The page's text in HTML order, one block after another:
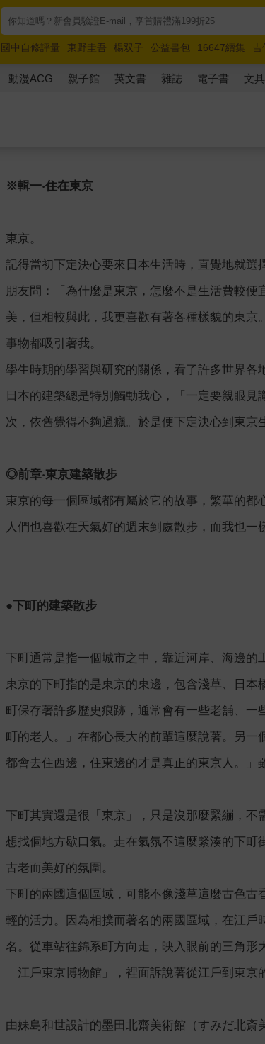
國中自修評量 東野圭吾 楊双子 公益書包 16647續集 吉
唯紅花綻放
奧德賽 路邊攤新作 馬斯克 玩具總動員5 超
動漫ACG 親子館 英文書 雜誌 電子書 文具
※輯一‧住在東京
東京。
記得當初下定決心要來日本生活時，直覺地就選
朋友問：「為什麼是東京，怎麼不是生活費較
美，但相較與此，我更喜歡有著各種樣貌的東
事物都吸引著我。
學生時期的學習與研究的關係，看了許多世界各
日本的建築總是特別觸動我心，「一定要親眼
次，依舊覺得不夠過癮。於是便下定決心到東京
◎前章‧東京建築散步
東京的每一個區域都有屬於它的故事，繁華的
人們也喜歡在天氣好的週末到處散步，而我也一
●下町的建築散步
下町通常是指一個城市之中，靠近河岸、海邊的
東京的下町指的是東京的東邊，包含淺草、日
町保存著許多歷史痕跡，通常會有一些老舖、
町的老人。」在都心長大的前輩這麼說著。另
都會去住西邊，住東邊的才是真正的東京人。」
下町其實還是很「東京」，只是沒那麼緊繃，
想找個地方歇口氣。走在氣氛不這麼緊湊的下
古老而美好的氛圍。
下町的兩國這個區域，可能不像淺草這麼古色
輕的活力。因為相撲而著名的兩國區域，在江
名。從車站往錦系町方向走，映入眼前的三角
「江戶東京博物館」，裡面訴說著從江戶到東
由妹島和世設計的墨田北齋美術館（すみだ北